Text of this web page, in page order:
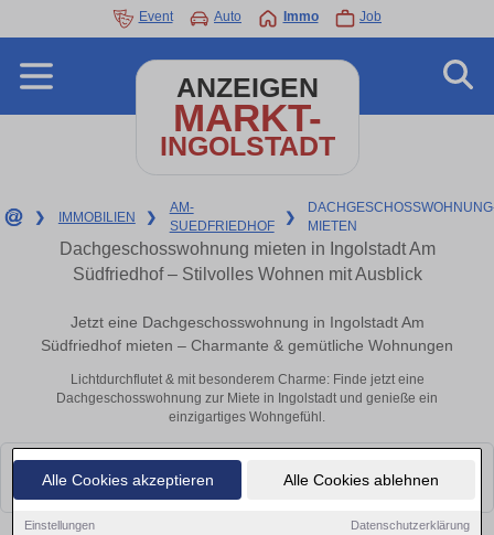
Alle Cookies akzeptieren Alle Cookies ablehnen
Einstellungen Datenschutzerklärung
Event Auto Immo Job
ANZEIGEN
MARKT-
INGOLSTADT
❯ IMMOBILIEN ❯
AM-
SUEDFRIEDHOF
❯
MIETEN
Dachgeschosswohnung mieten in Ingolstadt Am
Südfriedhof – Stilvolles Wohnen mit Ausblick
Jetzt eine Dachgeschosswohnung in Ingolstadt Am
Südfriedhof mieten – Charmante & gemütliche Wohnungen
Lichtdurchflutet & mit besonderem Charme: Finde jetzt eine
Dachgeschosswohnung zur Miete in Ingolstadt und genieße ein
einzigartiges Wohngefühl.
Leider konnten wir derzeit keine passenden Objekte finden. Schauen Sie
bald wieder vorbei!